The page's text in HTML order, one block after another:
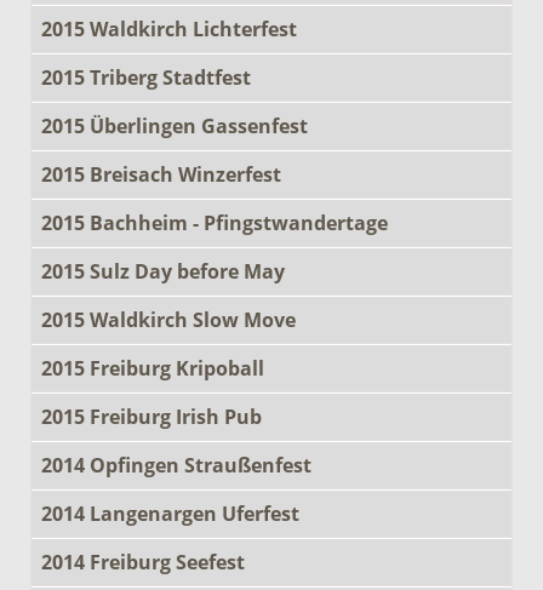
2015 Waldkirch Lichterfest
2015 Triberg Stadtfest
2015 Überlingen Gassenfest
2015 Breisach Winzerfest
2015 Bachheim - Pfingstwandertage
2015 Sulz Day before May
2015 Waldkirch Slow Move
2015 Freiburg Kripoball
2015 Freiburg Irish Pub
2014 Opfingen Straußenfest
2014 Langenargen Uferfest
2014 Freiburg Seefest